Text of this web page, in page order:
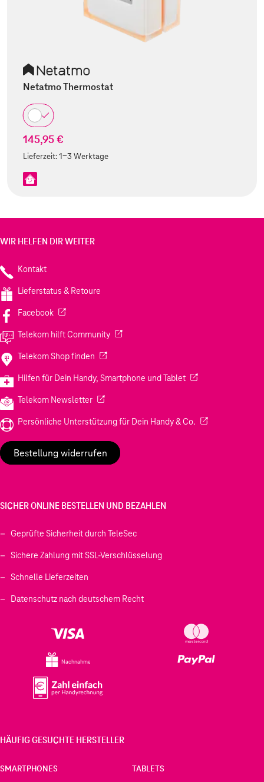
Netatmo Thermostat
145,95 €
Lieferzeit:1-3 Werktage
WIR HELFEN DIR WEITER
Kontakt
Lieferstatus & Retoure
Facebook(Wird in einem neuen Tab geöffnet)
Telekom hilft Community(Wird in einem neuen Tab geöffnet)
Telekom Shop finden (Wird in einem neuen Tab geöffnet)
Hilfen für Dein Handy, Smartphone und Tablet(Wird in einem
Telekom Newsletter(Wird in einem neuen Tab geöffnet)
Persönliche Unterstützung für Dein Handy & Co. (Wird in einem
Bestellung widerrufen
SICHER ONLINE BESTELLEN UND BEZAHLEN
Geprüfte Sicherheit durch TeleSec
Sichere Zahlung mit SSL-Verschlüsselung
Schnelle Lieferzeiten
Datenschutz nach deutschem Recht
Nachnahme
HÄUFIG GESUCHTE HERSTELLER
SMARTPHONES TABLETS